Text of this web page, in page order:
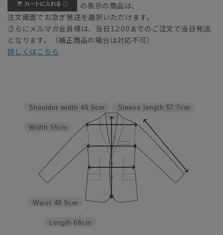
の表示の商品は、
注文画面でお急ぎ発送を選択いただけます。
さらにメルマガ会員様は、当日12:00までのご注文で当日発送
となります。（補正商品の場合は対応不可）
詳しくはこちら
Sleeve length 57.7cm
Length 68cm
Waist 49.5cm
Width 55cm
Shoulder width 45.6cm